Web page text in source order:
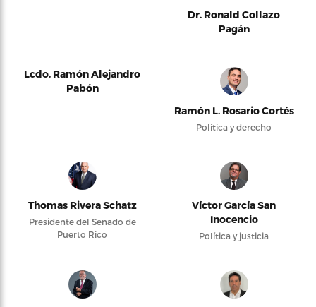
Dr. Ronald Collazo
Pagán
Lcdo. Ramón Alejandro
Pabón
Ramón L. Rosario Cortés
Política y derecho
Thomas Rivera Schatz
Presidente del Senado de
Puerto Rico
Víctor García San
Inocencio
Política y justicia